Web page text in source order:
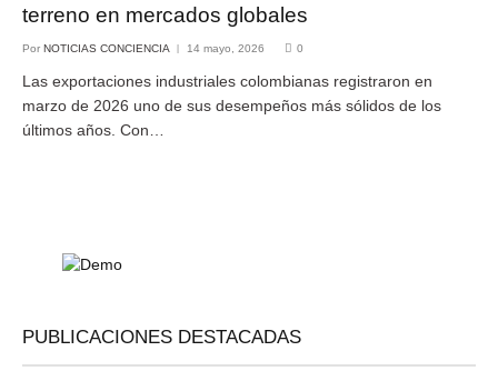
terreno en mercados globales
Por NOTICIAS CONCIENCIA 14 mayo, 2026 0
Las exportaciones industriales colombianas registraron en
marzo de 2026 uno de sus desempeños más sólidos de los
últimos años. Con…
PUBLICACIONES DESTACADAS